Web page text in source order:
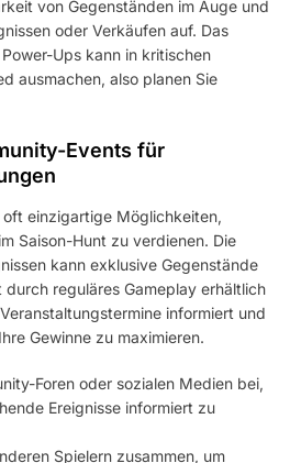
von Gegenständen im Auge und
oder Verkäufen auf. Das
Ups kann in kritischen
ausmachen, also planen Sie
Events für
einzigartige Möglichkeiten,
Saison-Hunt zu verdienen. Die
kann exklusive Gegenstände
reguläres Gameplay erhältlich
informiert und
Gewinne zu maximieren.
Foren oder sozialen Medien bei,
Ereignisse informiert zu
Spielern zusammen, um